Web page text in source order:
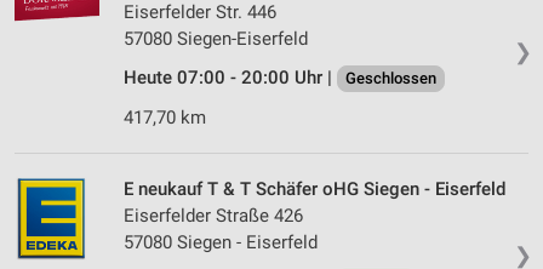
❯
Eiserfelder Str. 446
57080 Siegen-Eiserfeld
Heute 07:00 - 20:00 Uhr |
Geschlossen
417,70 km
❯
E neukauf T & T Schäfer oHG Siegen - Eiserfeld
Eiserfelder Straße 426
57080 Siegen - Eiserfeld